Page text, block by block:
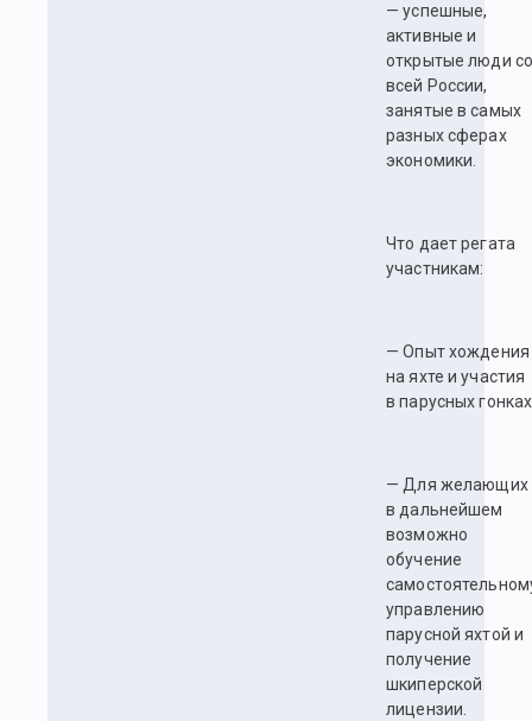
— успешные,
активные и
открытые люди
всей России,
занятые в самых
разных сферах
экономики.
Что дает регата
участникам:
— Опыт хождения
на яхте и участия
в парусных
— Для желающих
в дальнейшем
возможно
обучение
управлению
парусной яхтой и
получение
шкиперской
лицензии.